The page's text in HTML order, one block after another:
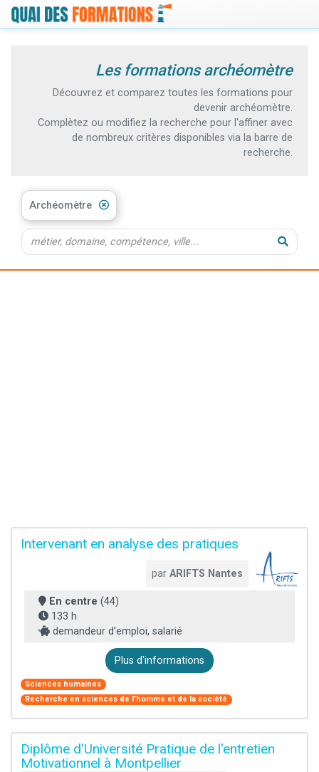
Les formations archéomètre
Découvrez et comparez toutes les formations pour
devenir archéomètre.
Complètez ou modifiez la recherche pour l'affiner avec
de nombreux critères disponibles via la barre de
recherche.
Archéomètre
Intervenant en analyse des pratiques
par ARIFTS Nantes
En centre (44)
133 h
demandeur d’emploi, salarié
Plus d'informations
Sciences humaines
Recherche en sciences de l'homme et de la société
Diplôme d'Université Pratique de l'entretien
Motivationnel à Montpellier